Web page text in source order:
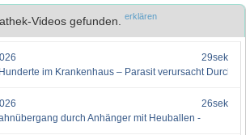
Videos gefunden. erklären
29sek
im Krankenhaus – Parasit verursacht
26sek
durch Anhänger mit Heuballen -